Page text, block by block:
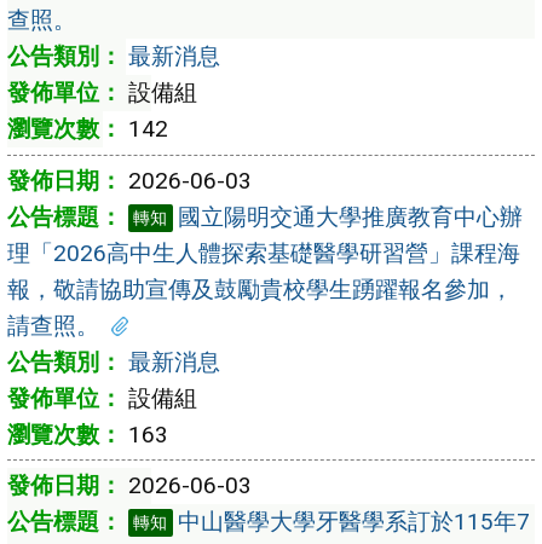
查照。
最新消息
設備組
142
2026-06-03
轉知
國立陽明交通大學推廣教育中心辦
理「2026高中生人體探索基礎醫學研習營」課程海
報，敬請協助宣傳及鼓勵貴校學生踴躍報名參加，
請查照。
最新消息
設備組
163
2026-06-03
轉知 中山醫學大學牙醫學系訂於115年7